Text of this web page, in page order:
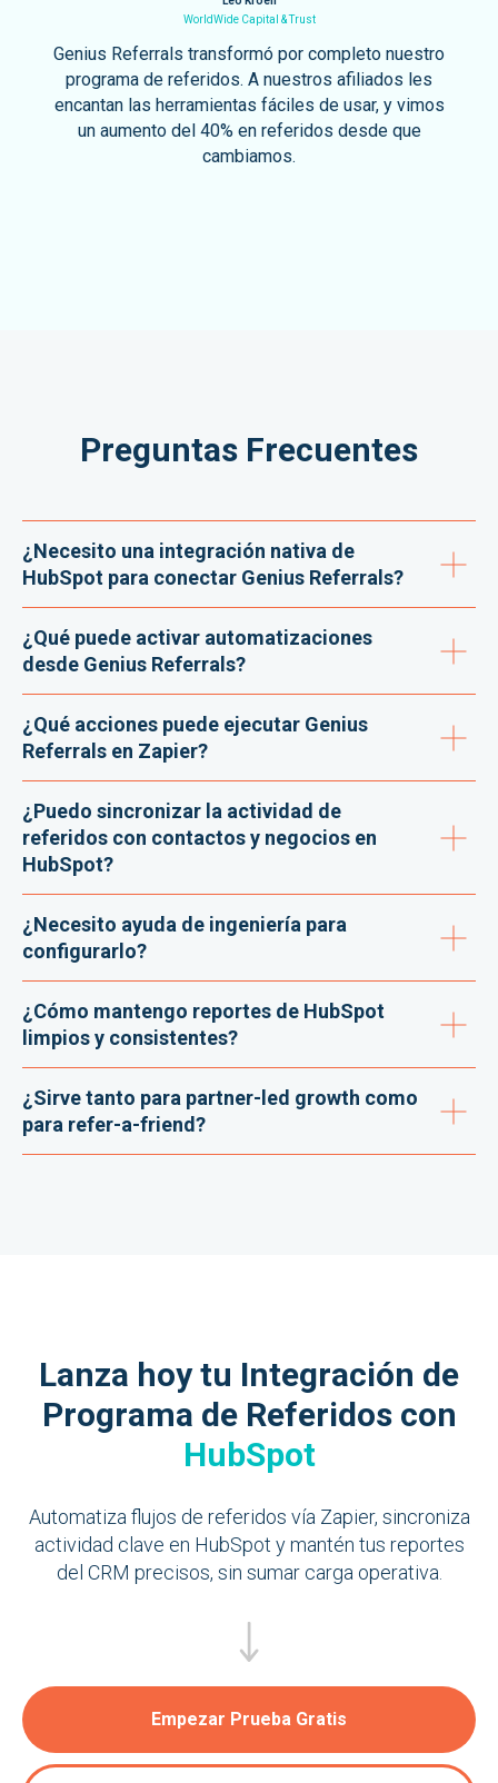
WorldWide Capital & Trust
Genius Referrals transformó por completo nuestro
programa de referidos. A nuestros afiliados les
encantan las herramientas fáciles de usar, y vimos
un aumento del 40% en referidos desde que
cambiamos.
Preguntas Frecuentes
¿Necesito una integración nativa de
HubSpot para conectar Genius Referrals?
¿Qué puede activar automatizaciones
desde Genius Referrals?
¿Qué acciones puede ejecutar Genius
Referrals en Zapier?
¿Puedo sincronizar la actividad de
referidos con contactos y negocios en
HubSpot?
¿Necesito ayuda de ingeniería para
configurarlo?
¿Cómo mantengo reportes de HubSpot
limpios y consistentes?
¿Sirve tanto para partner-led growth como
para refer-a-friend?
Lanza hoy tu Integración de
Programa de Referidos con
HubSpot
Automatiza flujos de referidos vía Zapier, sincroniza
actividad clave en HubSpot y mantén tus reportes
del CRM precisos, sin sumar carga operativa.
Empezar Prueba Gratis